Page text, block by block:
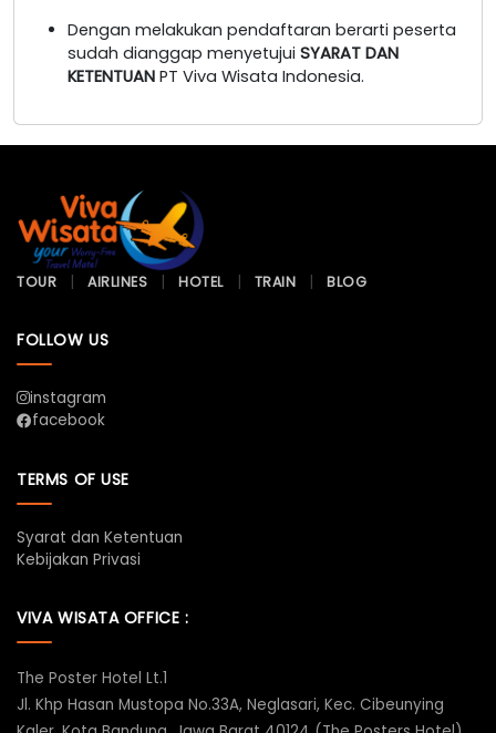
Dengan melakukan pendaftaran berarti peserta
sudah dianggap menyetujui SYARAT DAN
KETENTUAN PT Viva Wisata Indonesia.
TOUR AIRLINES HOTEL TRAIN BLOG
FOLLOW US
instagram
facebook
TERMS OF USE
Syarat dan Ketentuan
Kebijakan Privasi
VIVA WISATA OFFICE :
The Poster Hotel Lt.1
Jl. Khp Hasan Mustopa No.33A, Neglasari, Kec. Cibeunying